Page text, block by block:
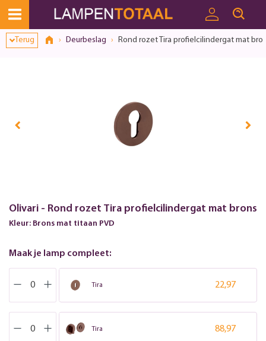
Terug Deurbeslag Rond rozet Tira profielcilindergat mat
Olivari - Rond rozet Tira profielcilindergat mat brons
Kleur: Brons mat titaan PVD
Maak je lamp compleet:
Tira 22,97
Tira 88,97
Toestemmingsvenster geopend